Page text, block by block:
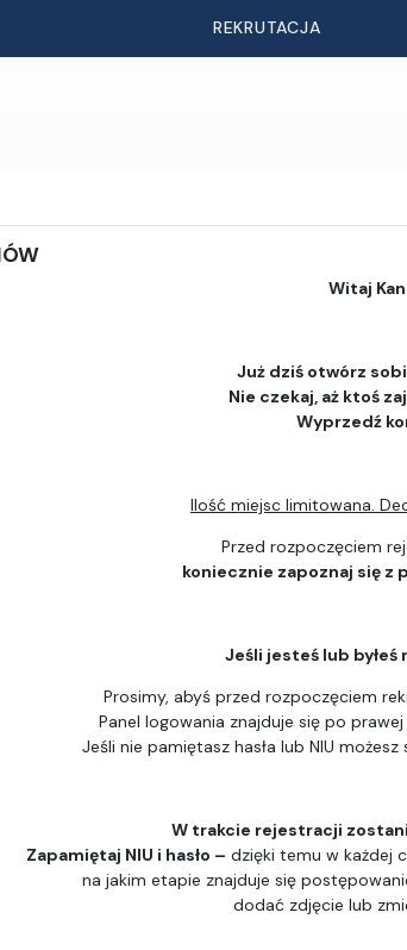
REKRUTACJA
Witaj
Już dziś otwórz
Nie czekaj, aż ktoś
Wyprzedź
Ilość miejsc limitowana.
Przed rozpoczęciem
koniecznie zapoznaj się z
Jeśli jesteś lub
Prosimy, abyś przed rozpoczęciem
Panel logowania znajduje się po
Jeśli nie pamiętasz hasła lub NIU
W trakcie rejestracji
Zapamiętaj NIU i hasło – dzięki temu w każdej
na jakim etapie znajduje się
dodać zdjęcie lub